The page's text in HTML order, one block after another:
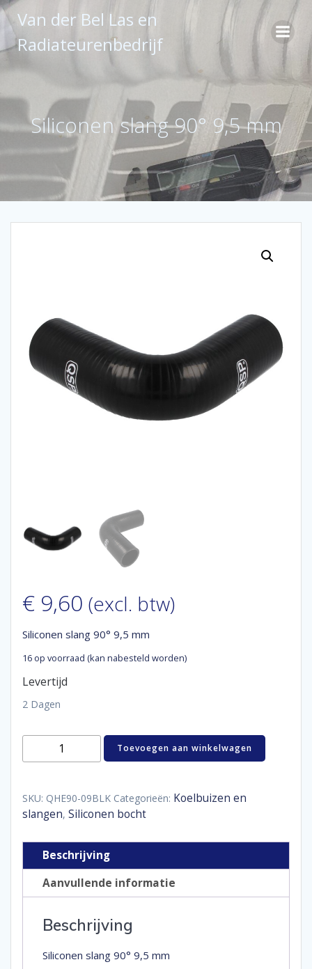
Ga
naar
inhoud
Van der Bel Las en
Radiateurenbedrijf
Siliconen slang 90° 9,5 mm
€ 9,60 (excl. btw)
Siliconen slang 90° 9,5 mm
16 op voorraad (kan nabesteld worden)
Levertijd
2 Dagen
Siliconen
mm
aantal
Toevoegen aan winkelwagen
SKU: QHE90-09BLK Categorieën: Koelbuizen en
slangen, Siliconen bocht
Beschrijving
Aanvullende informatie
Beschrijving
Siliconen slang 90° 9,5 mm